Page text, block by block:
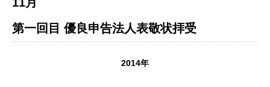
第一回目 優良申告法人表敬状拝受
2014年